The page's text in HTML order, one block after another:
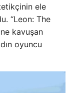
ele
“Leon: The
kavuşan
oyuncu